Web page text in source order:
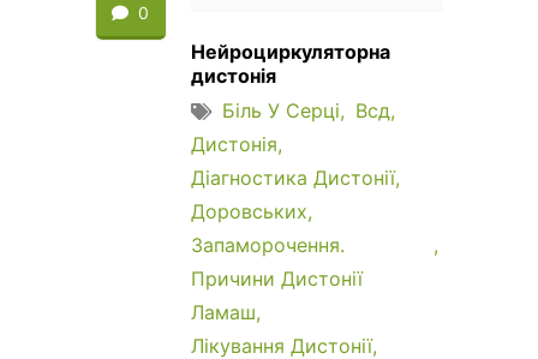
0
Нейроциркуляторна
дистонія
Біль У Серці
Всд
Дистонія
Діагностика Дистонії
Доровських
Запаморочення.
Причини Дистонії
Ламаш
Лікування Дистонії